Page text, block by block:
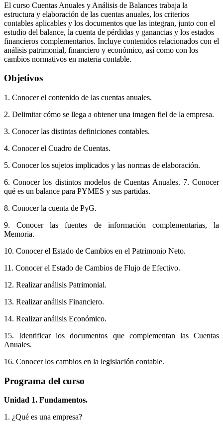
El curso Cuentas Anuales y Análisis de Balances trabaja la
estructura y elaboración de las cuentas anuales, los criterios
contables aplicables y los documentos que las integran, junto con el
estudio del balance, la cuenta de pérdidas y ganancias y los estados
financieros complementarios. Incluye contenidos relacionados con el
análisis patrimonial, financiero y económico, así como con los
cambios normativos en materia contable.
Objetivos
1. Conocer el contenido de las cuentas anuales.
2. Delimitar cómo se llega a obtener una imagen fiel de la empresa.
3. Conocer las distintas definiciones contables.
4. Conocer el Cuadro de Cuentas.
5. Conocer los sujetos implicados y las normas de elaboración.
6. Conocer los distintos modelos de Cuentas Anuales. 7. Conocer
qué es un balance para PYMES y sus partidas.
8. Conocer la cuenta de PyG.
9. Conocer las fuentes de información complementarias, la
Memoria.
10. Conocer el Estado de Cambios en el Patrimonio Neto.
11. Conocer el Estado de Cambios de Flujo de Efectivo.
12. Realizar análisis Patrimonial.
13. Realizar análisis Financiero.
14. Realizar análisis Económico.
15. Identificar los documentos que complementan las Cuentas
Anuales.
16. Conocer los cambios en la legislación contable.
Programa del curso
Unidad 1. Fundamentos.
1. ¿Qué es una empresa?